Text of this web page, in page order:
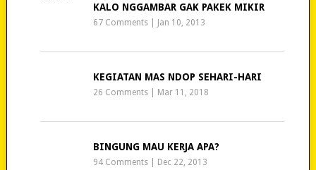
KALO NGGAMBAR GAK PAKEK MIKIR
67 Comments Jan 10, 2013
KEGIATAN MAS NDOP SEHARI-HARI
26 Comments Mar 11, 2018
BINGUNG MAU KERJA APA?
94 Comments Dec 22, 2013